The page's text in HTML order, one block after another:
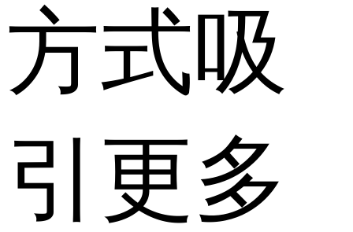
方式吸
引更多